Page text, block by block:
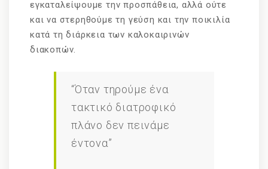
εγκαταλείψουμε την προσπάθεια, αλλά ούτε
και να στερηθούμε τη γεύση και την ποικιλία
κατά τη διάρκεια των καλοκαιρινών
διακοπών.
“Όταν τηρούμε ένα
τακτικό διατροφικό
πλάνο δεν πεινάμε
έντονα”